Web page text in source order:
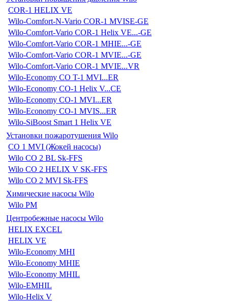
COR-1 HELIX VE
Wilo-Comfort-N-Vario COR-1 MVISE-GE
Wilo-Comfort-Vario COR-1 Helix VE...-GE
Wilo-Comfort-Vario COR-1 MHIE...-GE
Wilo-Comfort-Vario COR-1 MVIE...-GE
Wilo-Comfort-Vario COR-1 MVIE...VR
Wilo-Economy CO T-1 MVI...ER
Wilo-Economy CO-1 Helix V...CE
Wilo-Economy CO-1 MVI...ER
Wilo-Economy CO-1 MVIS...ER
Wilo-SiBoost Smart 1 Helix VE
Установки пожаротушения Wilo
CO 1 MVI (Жокей насосы)
Wilo CO 2 BL Sk-FFS
Wilo CO 2 HELIX V SK-FFS
Wilo CO 2 MVI Sk-FFS
Химические насосы Wilo
Wilo PM
Центробежные насосы Wilo
HELIX EXCEL
HELIX VE
Wilo-Economy MHI
Wilo-Economy MHIE
Wilo-Economy MHIL
Wilo-EMHIL
Wilo-Helix V